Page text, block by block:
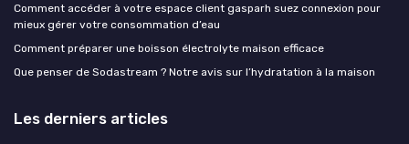
Comment accéder à votre espace client gasparh suez connexion pour
mieux gérer votre consommation d’eau
Comment préparer une boisson électrolyte maison efficace
Que penser de Sodastream ? Notre avis sur l’hydratation à la maison
Les derniers articles